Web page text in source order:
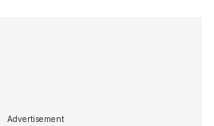
Advertisement